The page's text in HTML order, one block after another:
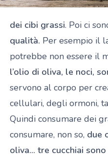
dei cibi grassi. Poi ci
qualità. Per esempio il
potrebbe non essere il
l’olio di oliva, le noci,
servono al corpo per
cellulari, degli ormoni,
Quindi consumare dei
consumare, non so, due
oliva… tre cucchiai